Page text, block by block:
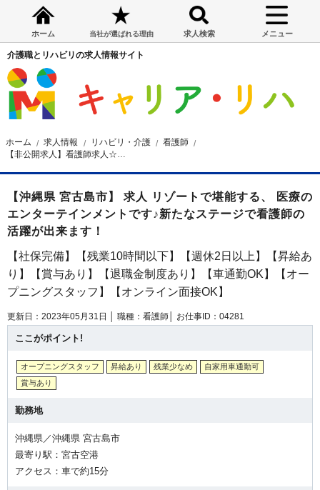
ホーム 当社が選ばれる理由 求人検索 メニュー
介護職とリハビリの求人情報サイト
ホーム 求人情報 リハビリ・介護
看護師
【沖縄県 宮古島市】 求人 リゾートで堪能する、 医療の
エンターテインメントです♪新たなステージで看護師の
活躍が出来ます！
【社保完備】【残業10時間以下】【週休2日以上】【昇給あ
り】【賞与あり】【退職金制度あり】【車通勤OK】【オー
プニングスタッフ】【オンライン面接OK】
更新日：2023年05月31日 │ 職種：看護師│ お仕事ID：04281
ここがポイント!
オープニングスタッフ 昇給あり 残業少なめ
自家用車通勤可
賞与あり
勤務地
沖縄県／沖縄県 宮古島市
最寄り駅：宮古空港
アクセス：車で約15分